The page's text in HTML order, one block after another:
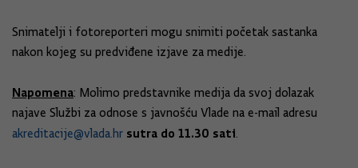
Snimatelji i fotoreporteri mogu snimiti početak sastanka
nakon kojeg su predviđene izjave za medije.
Napomena: Molimo predstavnike medija da svoj dolazak
najave Službi za odnose s javnošću Vlade na e-mail adresu
akreditacije@vlada.hr sutra do 11.30 sati.